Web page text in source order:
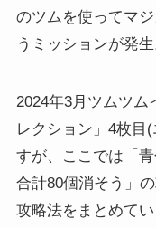
のツムを使ってマ
うミッションが発生
2024年3月ツムツム
レクション」4枚目
すが、ここでは「
合計80個消そう」
攻略法をまとめてい